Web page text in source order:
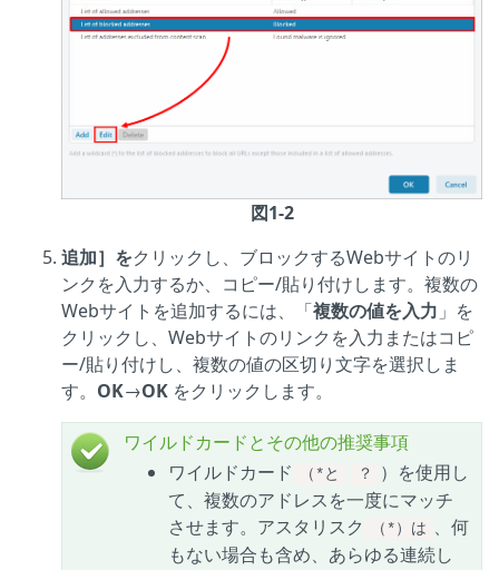
図1-2
追加］をクリックし、ブロックするWebサイトのリ
ンクを入力するか、コピー/貼り付けします。複数の
Webサイトを追加するには、「複数の値を入力 」を
クリックし、Webサイトのリンクを入力またはコピ
ー/貼り付けし、複数の値の区切り文字を選択しま
す。 OK→OK をクリックします。
ワイルドカードとその他の推奨事項
ワイルドカード （*と ？
）を使用し
て、複数のアドレスを一度にマッチ
させます。アスタリスク
（*）は 、何
もない場合も含め、あらゆる連続し